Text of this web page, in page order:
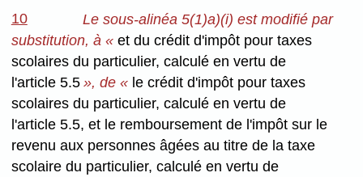
10
Le sous-alinéa 5(1)a)(i) est modifié par
substitution, à « et du crédit d'impôt pour taxes
scolaires du particulier, calculé en vertu de
l'article 5.5», de « le crédit d'impôt pour taxes
scolaires du particulier, calculé en vertu de
l'article 5.5, et le remboursement de l'impôt sur le
revenu aux personnes âgées au titre de la taxe
scolaire du particulier, calculé en vertu de